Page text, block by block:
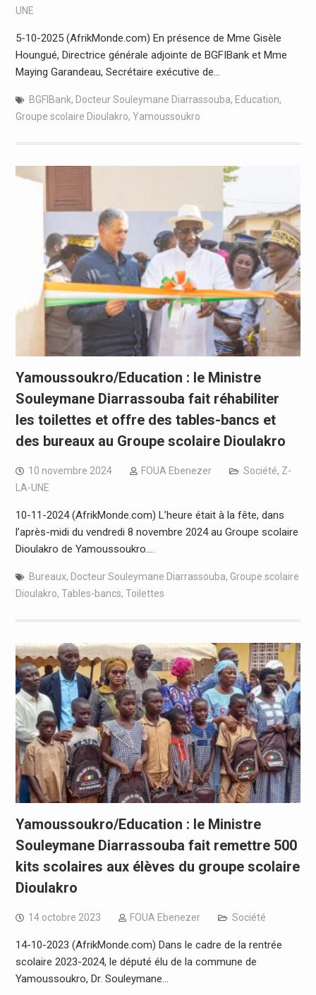
UNE
5-10-2025 (AfrikMonde.com) En présence de Mme Gisèle
Houngué, Directrice générale adjointe de BGFIBank et Mme
Maying Garandeau, Secrétaire exécutive de…
BGFIBank, Docteur Souleymane Diarrassouba, Education,
Groupe scolaire Dioulakro, Yamoussoukro
Yamoussoukro/Education : le Ministre
Souleymane Diarrassouba fait réhabiliter
les toilettes et offre des tables-bancs et
des bureaux au Groupe scolaire Dioulakro
10 novembre 2024 FOUA Ebenezer Société, Z-
LA-UNE
10-11-2024 (AfrikMonde.com) L’heure était à la fête, dans
l’après-midi du vendredi 8 novembre 2024 au Groupe scolaire
Dioulakro de Yamoussoukro.…
Bureaux, Docteur Souleymane Diarrassouba, Groupe scolaire
Dioulakro, Tables-bancs, Toilettes
Yamoussoukro/Education : le Ministre
Souleymane Diarrassouba fait remettre 500
kits scolaires aux élèves du groupe scolaire
Dioulakro
14 octobre 2023 FOUA Ebenezer Société
14-10-2023 (AfrikMonde.com) Dans le cadre de la rentrée
scolaire 2023-2024, le député élu de la commune de
Yamoussoukro, Dr. Souleymane…